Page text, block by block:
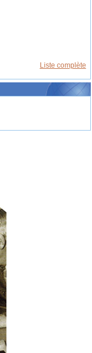
Liste complète